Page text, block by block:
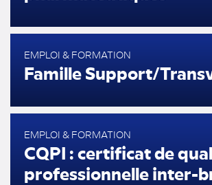
EMPLOI & FORMATION
Famille Support/
EMPLOI & FORMATION
CQPI : certificat de
professionnelle inter-